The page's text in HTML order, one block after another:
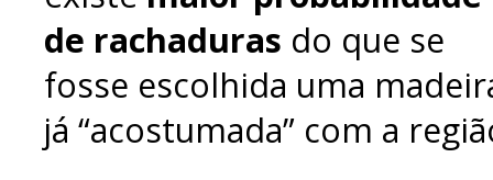
de rachaduras do que se
fosse escolhida uma
já “acostumada” com a